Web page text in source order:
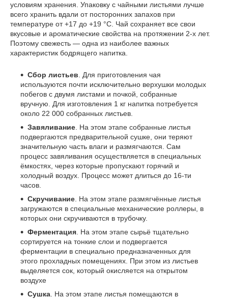
Сбор листьев. Для приготовления чая
используются почти исключительно верхушки молодых
побегов с двумя листами и почкой, собранные
вручную. Для изготовления 1 кг напитка потребуется
около 22 000 собранных листьев.
Завяливание. На этом этапе собранные листья
подвергаются предварительной сушке, они теряют
значительную часть влаги и размягчаются. Сам
процесс завяливания осуществляется в специальных
ёмкостях, через которые пропускают горячий и
холодный воздух. Процесс может длиться до 16-ти
часов.
Скручивание. На этом этапе размягчённые листья
загружаются в специальные механические роллеры, в
которых они скручиваются в трубочку.
Ферментация. На этом этапе сырьё тщательно
сортируется на тонкие слои и подвергается
ферментации в специально предназначенных для
этого прохладных помещениях. При этом из листьев
выделяется сок, который окисляется на открытом
воздухе
Сушка. На этом этапе листья помещаются в
условиям хранения. Упаковку с чайными листьями лучше
всего хранить вдали от посторонних запахов при
температуре от +17 до +19 °C. Чай сохраняет все свои
вкусовые и ароматические свойства на протяжении 2-х лет.
Поэтому свежесть — одна из наиболее важных
характеристик бодрящего напитка.